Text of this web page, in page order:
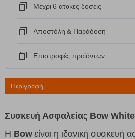
Μεχρι 6 ατοκες δοσεις
Αποστόλη & Παράδοση
Eπιστροφές προϊόντων
Περιγραφή
Συσκευή Ασφαλείας Bow
Η Bow είναι η ιδανική συσκευή